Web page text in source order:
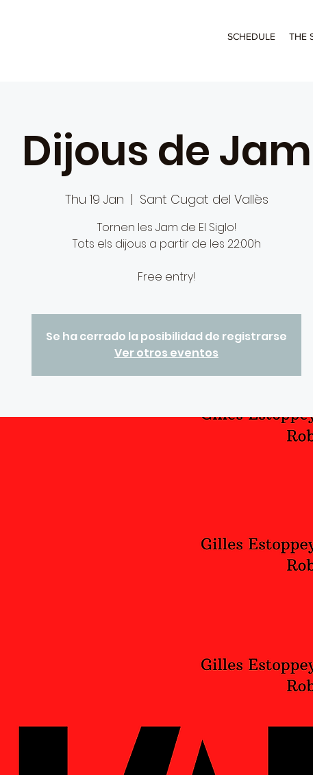
SCHEDULE THE
Dijous de Jam
Thu 19 Jan
  |
Sant Cugat del Vallès
Tornen les Jam de El Siglo!
Tots els dijous a partir de les 22:00h
Free entry!
Se ha cerrado la posibilidad de registrarse
Ver otros eventos